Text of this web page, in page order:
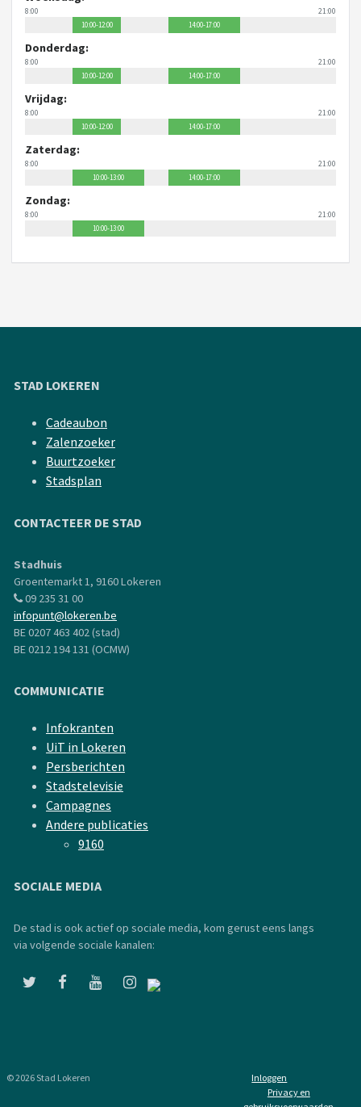
8:00 21:00
10:00-12:00 14:00-17:00
Donderdag:
8:00 21:00
14:00-17:00
10:00-12:00
Vrijdag:
8:00 21:00
10:00-12:00 14:00-17:00
Zaterdag:
8:00 21:00
10:00-13:00 14:00-17:00
Zondag:
8:00 21:00
10:00-13:00
STAD LOKEREN
Cadeaubon
Zalenzoeker
Buurtzoeker
Stadsplan
CONTACTEER DE STAD
Stadhuis
Groentemarkt 1, 9160 Lokeren
09 235 31 00
infopunt@lokeren.be
BE 0207 463 402 (stad)
BE 0212 194 131 (OCMW)
COMMUNICATIE
Infokranten
UiT in Lokeren
Persberichten
Stadstelevisie
Campagnes
Andere publicaties
9160
SOCIALE MEDIA
De stad is ook actief op sociale media, kom gerust eens langs
via volgende sociale kanalen:
© 2026 Stad Lokeren
Inloggen
Privacy en